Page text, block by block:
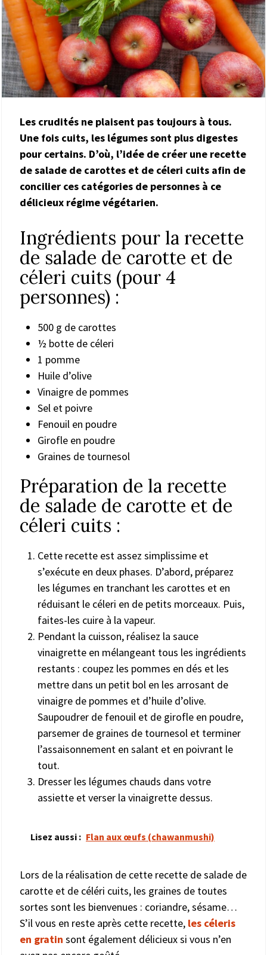
Les crudités ne plaisent pas toujours à tous.
Une fois cuits, les légumes sont plus digestes
pour certains. D’où, l’idée de créer une recette
de salade de carottes et de céleri cuits afin de
concilier ces catégories de personnes à ce
délicieux régime végétarien.
Ingrédients pour la recette
de salade de carotte et de
céleri cuits (pour 4
personnes) :
500 g de carottes
½ botte de céleri
1 pomme
Huile d’olive
Vinaigre de pommes
Sel et poivre
Fenouil en poudre
Girofle en poudre
Graines de tournesol
Préparation de la recette
de salade de carotte et de
céleri cuits :
Cette recette est assez simplissime et
s’exécute en deux phases. D’abord, préparez
les légumes en tranchant les carottes et en
réduisant le céleri en de petits morceaux. Puis,
faites-les cuire à la vapeur.
Pendant la cuisson, réalisez la sauce
vinaigrette en mélangeant tous les ingrédients
restants : coupez les pommes en dés et les
mettre dans un petit bol en les arrosant de
vinaigre de pommes et d’huile d’olive.
Saupoudrer de fenouil et de girofle en poudre,
parsemer de graines de tournesol et terminer
l’assaisonnement en salant et en poivrant le
tout.
Dresser les légumes chauds dans votre
assiette et verser la vinaigrette dessus.
Lisez aussi : Flan aux œufs (chawanmushi)
Lors de la réalisation de cette recette de salade de
carotte et de céléri cuits, les graines de toutes
sortes sont les bienvenues : coriandre, sésame…
S’il vous en reste après cette recette, les céleris
en gratin sont également délicieux si vous n’en